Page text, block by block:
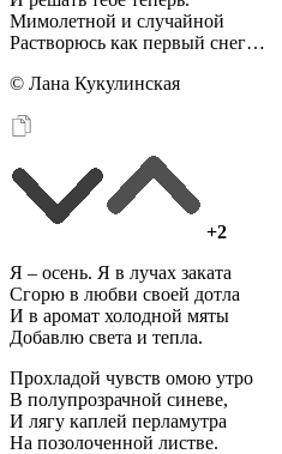
Мимолетной и случайной
Растворюсь как первый снег…
© Лана Кукулинская
+2
Я – осень. Я в лучах заката
Сгорю в любви своей дотла
И в аромат холодной мяты
Добавлю света и тепла.
Прохладой чувств омою утро
В полупрозрачной синеве,
И лягу каплей перламутра
На позолоченной листве.